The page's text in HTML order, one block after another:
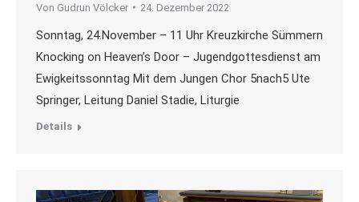
Von Gudrun Völcker 24. Dezember 2022
Sonntag, 24.November – 11 Uhr Kreuzkirche Sümmern
Knocking on Heaven’s Door – Jugendgottesdienst am
Ewigkeitssonntag Mit dem Jungen Chor 5nach5 Ute
Springer, Leitung Daniel Stadie, Liturgie
Details